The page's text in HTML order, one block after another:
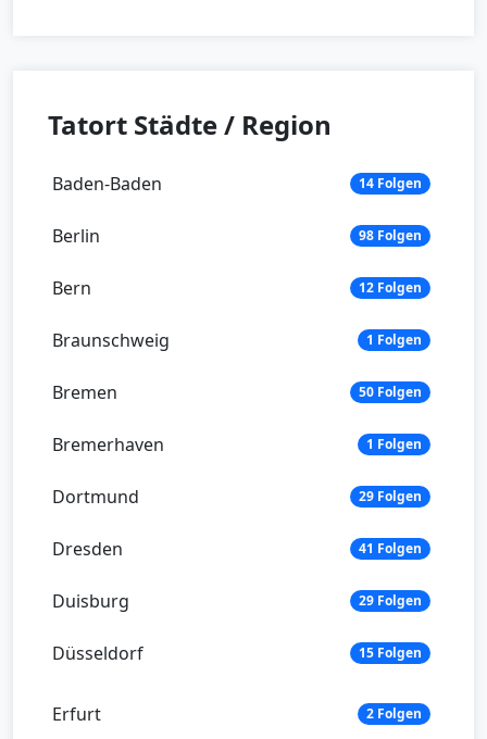
Tatort Städte / Region
Baden-Baden 14 Folgen
Berlin 98 Folgen
Bern 12 Folgen
Braunschweig 1 Folgen
Bremen 50 Folgen
Bremerhaven 1 Folgen
Dortmund 29 Folgen
Dresden 41 Folgen
Duisburg 29 Folgen
Düsseldorf 15 Folgen
Erfurt 2 Folgen